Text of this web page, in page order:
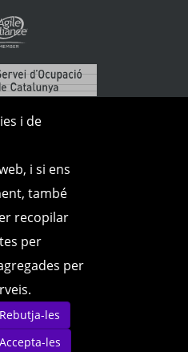
i de
i si ens
també
recopilar
per
per
Rebutja-les
Accepta-les
| Tots els drets
Legal|Política de
de Privacitat